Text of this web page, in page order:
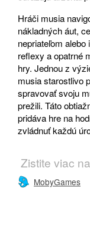
Hráči musia
nákladných áut,
nepriateľom
reflexy a opatrné
hry. Jednou z
musia starostlivo
spravovať svoju
prežili. Táto
pridáva hre na
zvládnuť každú
Zistite viac
MobyGames